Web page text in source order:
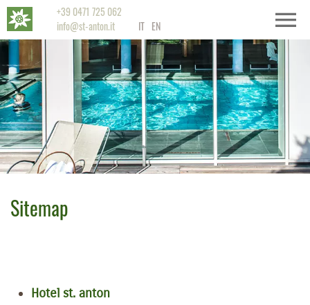
+39 0471 725 062
info@st-anton.it
IT EN
Sitemap
Hotel st. anton